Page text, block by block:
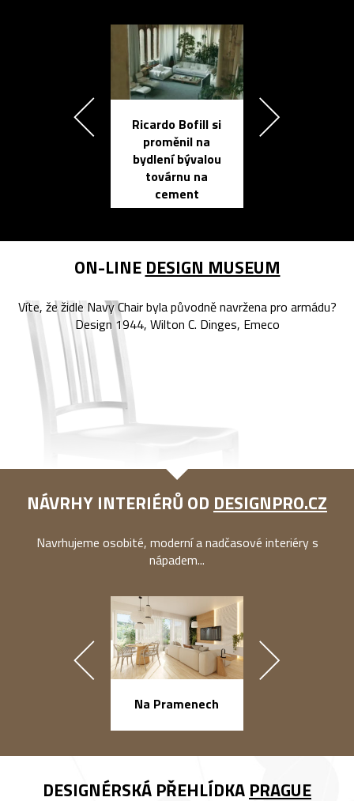
Ricardo Bofill si
proměnil na
bydlení bývalou
továrnu na
cement
ON-LINE DESIGN MUSEUM
Víte, že židle Navy Chair byla původně navržena pro armádu?
Design 1944, Wilton C. Dinges, Emeco
NÁVRHY INTERIÉRŮ OD DESIGNPRO.CZ
Navrhujeme osobité, moderní a nadčasové interiéry s
nápadem...
Na Pramenech
DESIGNÉRSKÁ PŘEHLÍDKA PRAGUE